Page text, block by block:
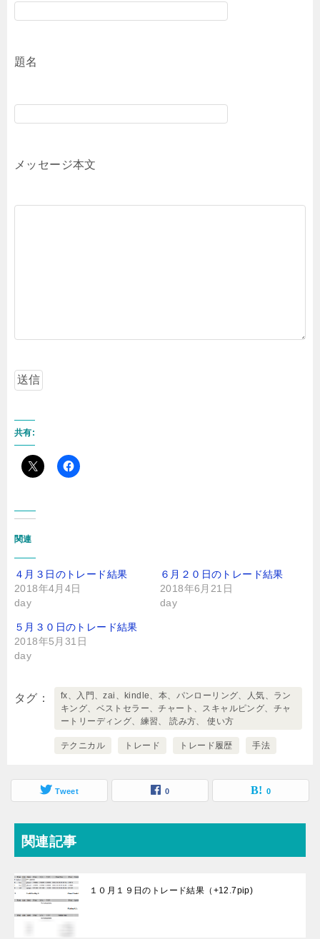
題名
メッセージ本文
共有:
関連
４月３日のトレード結果
2018年4月4日
day
６月２０日のトレード結果
2018年6月21日
day
５月３０日のトレード結果
2018年5月31日
day
タグ
fx、入門、zai、kindle、本、パンローリング、人気、ラン
キング、ベストセラー、チャート、スキャルピング、チャ
ートリーディング、練習、 読み方、 使い方
テクニカル トレード トレード履歴 手法
Tweet 0 0
関連記事
１０月１９日のトレード結果（+12.7pip)